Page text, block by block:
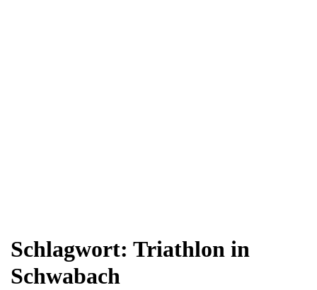
Schlagwort: Triathlon in
Schwabach